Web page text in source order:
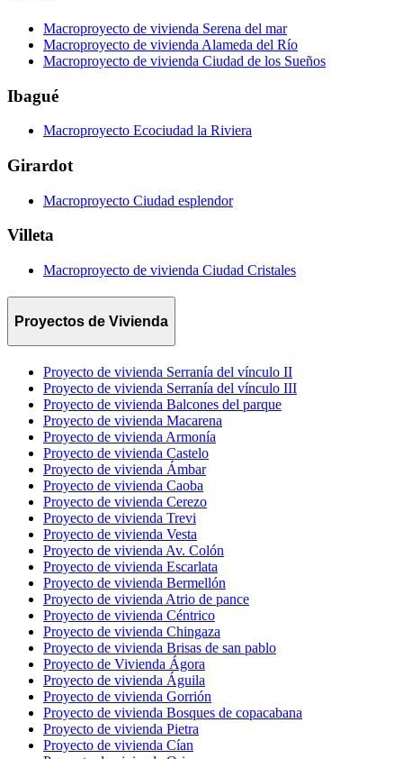
Macroproyecto de vivienda Serena del mar
Macroproyecto de vivienda Alameda del Río
Macroproyecto de vivienda Ciudad de los Sueños
Ibagué
Macroproyecto Ecociudad la Riviera
Girardot
Macroproyecto Ciudad esplendor
Villeta
Macroproyecto de vivienda Ciudad Cristales
Proyectos de Vivienda
Proyecto de vivienda Serranía del vínculo II
Proyecto de vivienda Serranía del vínculo III
Proyecto de vivienda Balcones del parque
Proyecto de vivienda Macarena
Proyecto de vivienda Armonía
Proyecto de vivienda Castelo
Proyecto de vivienda Ámbar
Proyecto de vivienda Caoba
Proyecto de vivienda Cerezo
Proyecto de vivienda Trevi
Proyecto de vivienda Vesta
Proyecto de vivienda Av. Colón
Proyecto de vivienda Escarlata
Proyecto de vivienda Bermellón
Proyecto de vivienda Atrio de pance
Proyecto de vivienda Céntrico
Proyecto de vivienda Chingaza
Proyecto de vivienda Brisas de san pablo
Proyecto de Vivienda Ágora
Proyecto de vivienda Águila
Proyecto de vivienda Gorrión
Proyecto de vivienda Bosques de copacabana
Proyecto de vivienda Pietra
Proyecto de vivienda Cían